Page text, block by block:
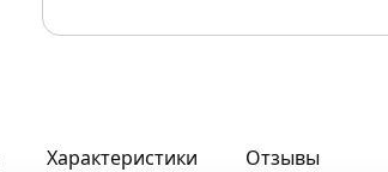
Характеристики Отзывы